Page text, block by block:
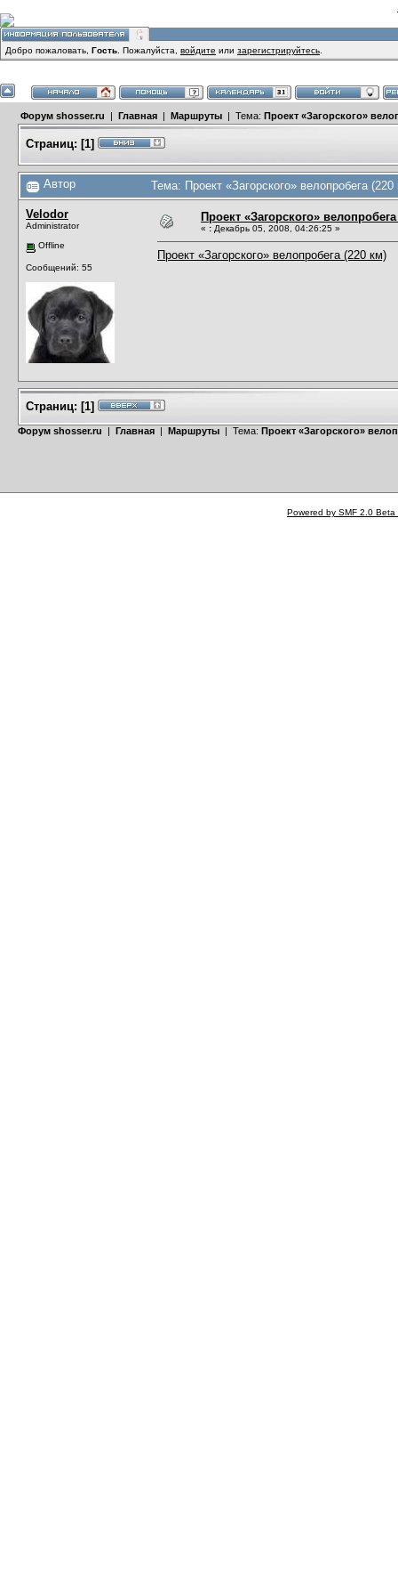
Добро пожаловать, Гость . Пожалуйста, войдите или зарегистрируйтесь
Форум shosser.ru | Главная | Маршруты | Тема: Проект «Загорского»
Страниц: [1]
Автор Тема: Проект «Загорского» велопробега
Velodor
Administrator
Offline
Сообщений: 55
Проект «Загорского»
« : Декабрь 05, 2008, 04:26:25 »
Проект «Загорского» велопробега (220 км)
Страниц: [1]
Форум shosser.ru | Главная | Маршруты | Тема: Проект «Загорского»
Powered by SMF 2.0 Beta